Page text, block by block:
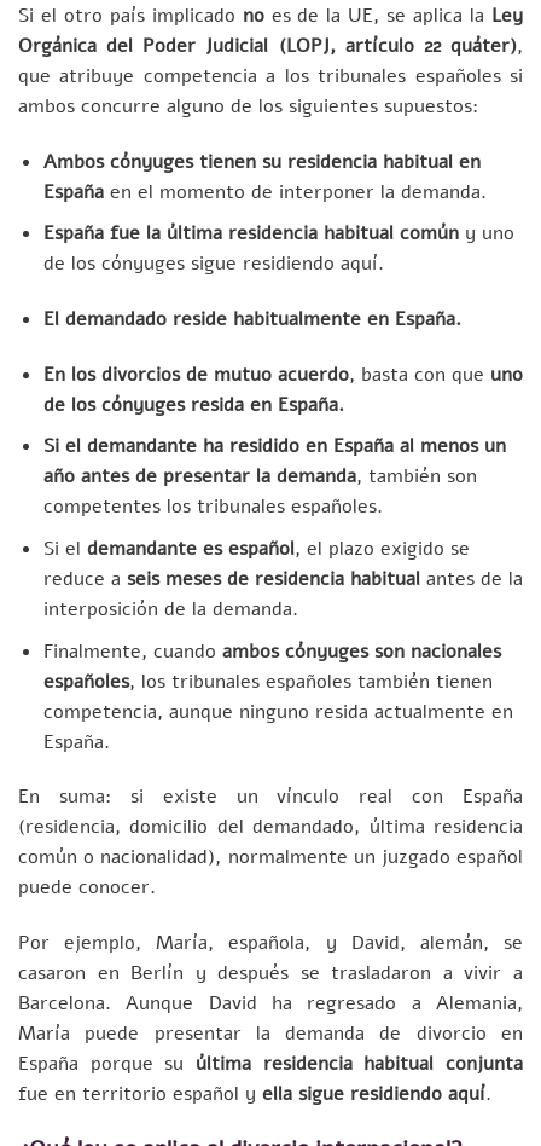
Si el otro país implicado noes de la UE, se aplica la Ley
Orgánica del Poder Judicial (LOPJ, artículo 22 quáter),
que atribuye competencia a los tribunales españoles si
ambos concurre alguno de los siguientes supuestos:
Ambos cónyuges tienen su residencia habitual en
Españaen el momento de interponer la demanda.
España fue la última residencia habitual comúny uno
de los cónyuges sigue residiendo aquí.
El demandado reside habitualmente en España.
En los divorcios de mutuo acuerdo, basta con que uno
de los cónyuges resida en España.
Si el demandante ha residido en España al menos un
año antes de presentar la demanda, también son
competentes los tribunales españoles.
Si el demandante es español, el plazo exigido se
reduce a seis meses de residencia habitualantes de la
interposición de la demanda.
Finalmente, cuando ambos cónyuges son nacionales
españoles, los tribunales españoles también tienen
competencia, aunque ninguno resida actualmente en
España.
En suma: si existe un vínculo real con España
(residencia, domicilio del demandado, última residencia
común o nacionalidad), normalmente un juzgado español
puede conocer.
Por ejemplo, María, española, y David, alemán, se
casaron en Berlín y después se trasladaron a vivir a
Barcelona. Aunque David ha regresado a Alemania,
María puede presentar la demanda de divorcio en
España porque su última residencia habitual conjunta
fue en territorio español y ella sigue residiendo aquí.